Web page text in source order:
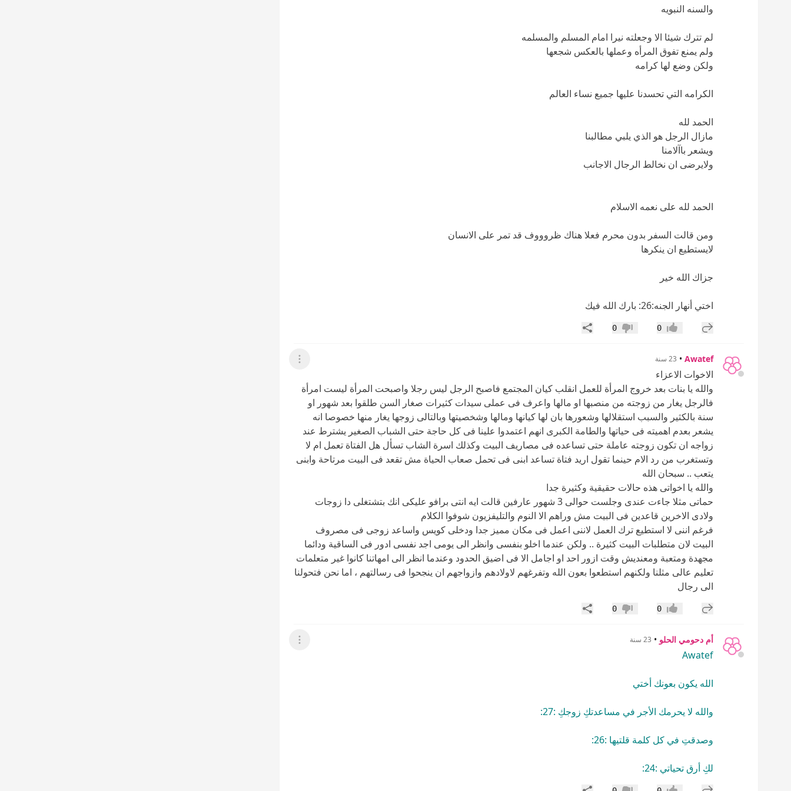
والسنه النبويه
لم تترك شيئا الا وجعلته نيرا امام المسلم والمسلمه
ولم يمنع تفوق المرأه وعملها بالعكس شجعها
ولكن وضع لها كرامه
الكرامه التي تحسدنا عليها جميع نساء العالم
الحمد لله
مازال الرجل هو الذي يلبي مطالبنا
ويشعر باآلامنا
ولايرضى ان نخالط الرجال الاجانب
الحمد لله على نعمه الاسلام
ومن قالت السفر بدون محرم فعلا هناك ظروووف قد تمر على الانسان
لايستطيع ان ينكرها
جزاك الله خير
اختي أنهار الجنه:26: بارك الله فيك
إضافة رد جديد
إعجاب0 عدم إعجاب
0 مشاركة
Awatef
• 23 سنة عرض القائمة
الاخوات الاعزاء
والله يا بنات بعد خروج المرأة للعمل انقلب كيان المجتمع فاصبح الرجل ليس رجلا واصبحت المرأة ليست امرأة
فالرجل يغار من زوجته من منصبها او مالها واعرف فى عملى سيدات كثيرات صغار السن طلقوا بعد شهور او
سنة بالكثير والسبب استقلالها وشعورها بان لها كيانها ومالها وشخصيتها وبالتالى زوجها يغار منها خصوصا انه
يشعر بعدم اهميته فى حياتها والطامة الكبرى انهم اعتمدوا علينا فى كل حاجة حتى الشباب الصغير يشترط عند
زواجه ان تكون زوجته عاملة حتى تساعده فى مصاريف البيت وكذلك اسرة الشاب تسأل هل الفتاة تعمل ام لا
وتستغرب من رد الام حينما تقول اريد فتاة تساعد ابنى فى تحمل صعاب الحياة مش تقعد فى البيت مرتاحة وابنى
يتعب .. سبحان الله
والله يا اخواتى هذه حالات حقيقية وكثيرة جدا
حماتى مثلا جاءت عندى وجلست حوالى 3 شهور عارفين قالت ايه انتى برافو عليكى انك بتشتغلى دا زوجات
ولادى الاخرين قاعدين فى البيت مش وراهم الا النوم والتليفزيون شوفوا الكلام
فرغم اننى لا استطيع ترك العمل لاننى اعمل فى مكان مميز جدا ودخلى كويس واساعد زوجى فى مصروف
البيت لان متطلبات البيت كثيرة .. ولكن عندما اخلو بنفسى وانظر الى يومى اجد نفسى ادور فى الساقية ودائما
مجهدة ومتعبة ومعنديش وقت ازور احد او اجامل الا فى اضيق الحدود وعندما انظر الى امهاتنا كانوا غير متعلمات
تعليم عالى مثلنا ولكنهم استطعوا بعون الله وتفرغهم لاولادهم وازواجهم ان ينجحوا فى رسالتهم ، اما نحن فتحولنا
الى رجال
إضافة رد جديد
إعجاب0 عدم إعجاب
0 مشاركة
أم دحومي الحلو • 23 سنة عرض القائمة
Awatef
الله يكون بعونك أختي
والله لا يحرمك الأجر في مساعدتكِ زوجكِ :27:
وصدقتِ في كل كلمة قلتيها :26:
لكِ أرق تحياتي :24: